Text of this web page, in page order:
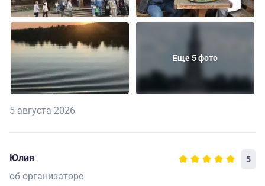
Еще 5 фото
5 августа 2026
Юлия 5
об организаторе